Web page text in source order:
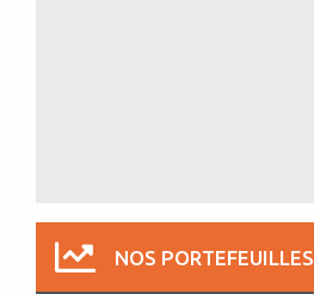
NOS PORTEFEUILLES